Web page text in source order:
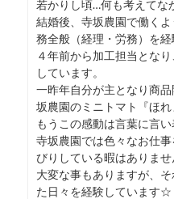
若かりし頃…何も考えてな
結婚後、寺坂農園で働く
務全般（経理・労務）を経
４年前から加工担当とな
しています。
一昨年自分が主となり商
坂農園のミニトマト『ほれ
もうこの感動は言葉に言
寺坂農園では色々なお仕
びりしている暇はありませ
大変な事もありますが、
た日々を経験しています☆